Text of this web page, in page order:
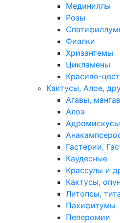
Мединиллы
Розы
Фиалки
Хризантемы
Цикламены
Красиво-
Кактусы, Алое,
Агавы,
Алоэ
Адромискусы
Гастерии,
Каудесные
Крассулы и
Кактусы,
Литопсы,
Пахифитумы
Пеперомии